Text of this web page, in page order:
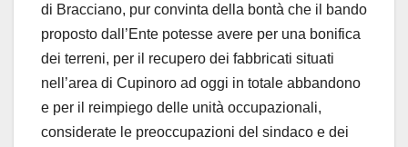
di Bracciano, pur convinta della bontà che il bando
proposto dall’Ente potesse avere per una bonifica
dei terreni, per il recupero dei fabbricati situati
nell’area di Cupinoro ad oggi in totale abbandono
e per il reimpiego delle unità occupazionali,
considerate le preoccupazioni del sindaco e dei